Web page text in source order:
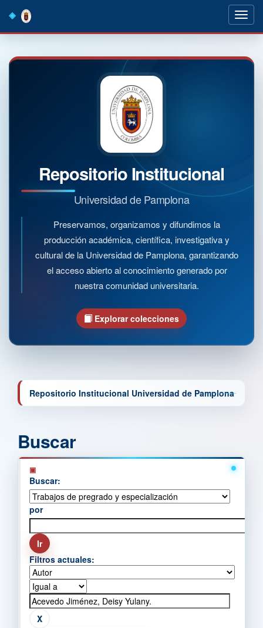
navigation
Repositorio Institucional
Universidad de Pamplona
Preservamos, organizamos y difundimos la
producción académica, científica, investigativa y
cultural de la Universidad de Pamplona, garantizando
el acceso abierto al conocimiento generado por
nuestra comunidad universitaria.
Explorar colecciones
Repositorio Institucional Universidad de Pamplona
Buscar
Buscar:
por
Filtros actuales: